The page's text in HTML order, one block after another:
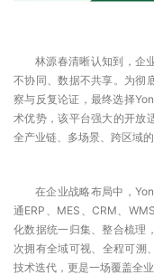
林源春清晰认知到，企
不协同、数据不共享。为彻
察与反复论证，最终选择
术优势，该平台强大的开放
全产业链、多场景、跨区域的
在企业战略布局中，
通ERP、MES、CRM、
化数据统一归集、整合梳理
次拥有全域可视、全程可溯
技术迭代，更是一场覆盖全